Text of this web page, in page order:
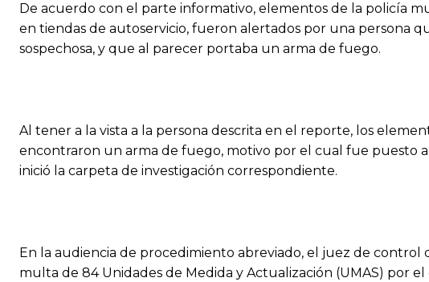
De acuerdo con el parte informativo, elementos de la policía
en tiendas de autoservicio, fueron alertados por una persona
sospechosa, y que al parecer portaba un arma de fuego.
Al tener a la vista a la persona descrita en el reporte, los
encontraron un arma de fuego, motivo por el cual fue puesto
inició la carpeta de investigación correspondiente.
En la audiencia de procedimiento abreviado, el juez de control
multa de 84 Unidades de Medida y Actualización (UMAS) por